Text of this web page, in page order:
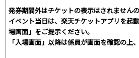
発券期間外はチケットの表示はされません
イベント当日は、楽天チケットアプリを起
場画面」をご提示ください。
「入場画面」以降は係員が画面を確認の上